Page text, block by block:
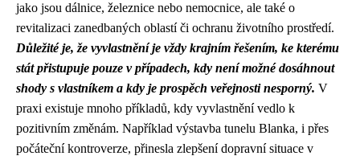
jako jsou dálnice, železnice nebo nemocnice, ale také o
revitalizaci zanedbaných oblastí či ochranu životního prostředí.
Důležité je, že vyvlastnění je vždy krajním řešením, ke kterému
stát přistupuje pouze v případech, kdy není možné dosáhnout
shody s vlastníkem a kdy je prospěch veřejnosti nesporný. V
praxi existuje mnoho příkladů, kdy vyvlastnění vedlo k
pozitivním změnám. Například výstavba tunelu Blanka, i přes
počáteční kontroverze, přinesla zlepšení dopravní situace v